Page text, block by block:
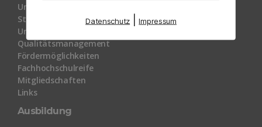
Unser Profil
Standorte
Unser Team
Qualitätsmanagement
Fördermöglichkeiten
Fachhochschulreife
Mitgliedschaften
Links
Ausbildung
Datenschutz |Impressum